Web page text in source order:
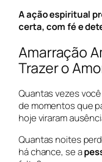
A ação espiritual
certa, com fé e
Amarração
Trazer o
Quantas vezes
de momentos que
hoje viraram
Quantas noites
há chance, se a